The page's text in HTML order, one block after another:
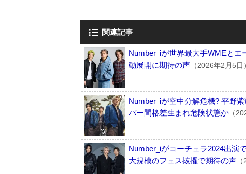
関連記事
Number_iが世界最大手WMEと
動展開に期待の声 （2026年2月5日）
Number_iが空中分解危機? 平野
バー間格差生まれ危険状態か （
Number_iがコーチェラ2024出演
大規模のフェス抜擢で期待の声